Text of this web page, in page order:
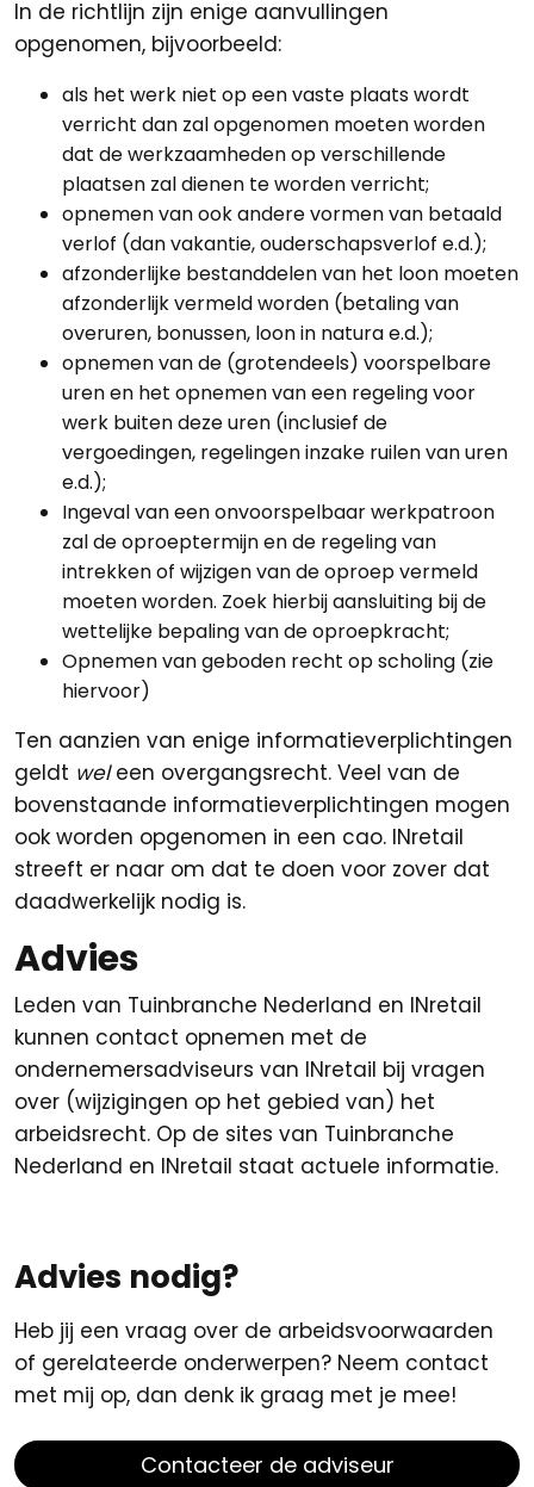
In de richtlijn zijn enige aanvullingen
opgenomen, bijvoorbeeld:
als het werk niet op een vaste plaats wordt
verricht dan zal opgenomen moeten worden
dat de werkzaamheden op verschillende
plaatsen zal dienen te worden verricht;
opnemen van ook andere vormen van betaald
verlof (dan vakantie, ouderschapsverlof e.d.);
afzonderlijke bestanddelen van het loon moeten
afzonderlijk vermeld worden (betaling van
overuren, bonussen, loon in natura e.d.);
opnemen van de (grotendeels) voorspelbare
uren en het opnemen van een regeling voor
werk buiten deze uren (inclusief de
vergoedingen, regelingen inzake ruilen van uren
e.d.);
Ingeval van een onvoorspelbaar werkpatroon
zal de oproeptermijn en de regeling van
intrekken of wijzigen van de oproep vermeld
moeten worden. Zoek hierbij aansluiting bij de
wettelijke bepaling van de oproepkracht;
Opnemen van geboden recht op scholing (zie
hiervoor)
Ten aanzien van enige informatieverplichtingen
geldt weleen overgangsrecht. Veel van de
bovenstaande informatieverplichtingen mogen
ook worden opgenomen in een cao. INretail
streeft er naar om dat te doen voor zover dat
daadwerkelijk nodig is.
Advies
Leden van Tuinbranche Nederland en INretail
kunnen contact opnemen met de
ondernemersadviseurs van INretail bij vragen
over (wijzigingen op het gebied van) het
arbeidsrecht. Op de sites van Tuinbranche
Nederland en INretail staat actuele informatie.
Advies nodig?
Heb jij een vraag over de arbeidsvoorwaarden
of gerelateerde onderwerpen? Neem contact
met mij op, dan denk ik graag met je mee!
Contacteer de adviseur